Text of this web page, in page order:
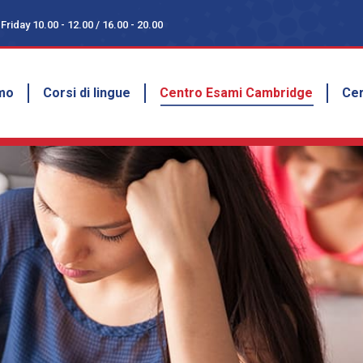
10.00 - 12.00 / 16.00 - 20.00
Corsi di lingue Centro Esami Cambridge
10.00 - 12.00 / 16.00 - 20.00
Corsi di lingue Centro Esami Cambridge